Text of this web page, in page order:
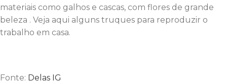
materiais como galhos e cascas, com flores de grande
beleza . Veja aqui alguns truques para reproduzir o
trabalho em casa.
Fonte: Delas IG